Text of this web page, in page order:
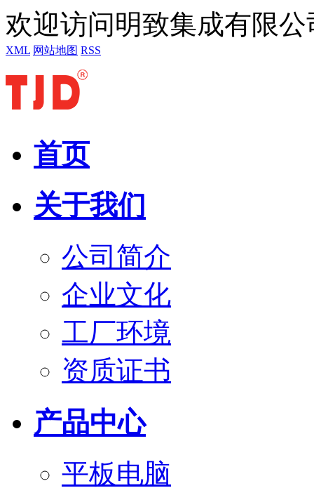
欢迎访问明致集成有限公
XML 网站地图 RSS
首页
关于我们
公司简介
企业文化
工厂环境
资质证书
产品中心
平板电脑